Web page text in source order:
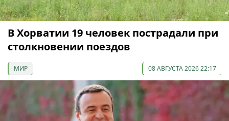
В Хорватии 19 человек пострадали при
столкновении поездов
МИР 08 АВГУСТА 2026 22:17